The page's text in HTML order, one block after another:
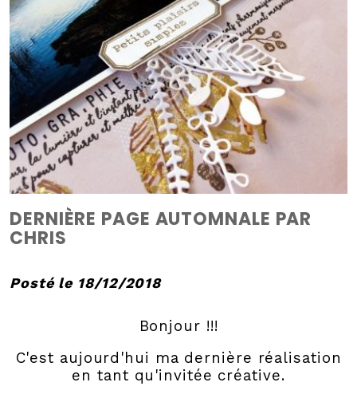
DERNIÈRE PAGE AUTOMNALE PAR
CHRIS
Posté le 18/12/2018
Bonjour !!!
C'est aujourd'hui ma dernière réalisation
en tant qu'invitée créative.